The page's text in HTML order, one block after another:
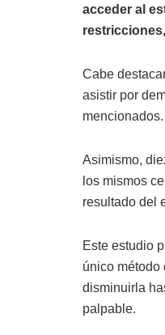
acceder al
Cabe
asistir por
mencionados.
Asimismo,
los mismos
resultado del
Este estudio
único método
disminuirla
palpable.